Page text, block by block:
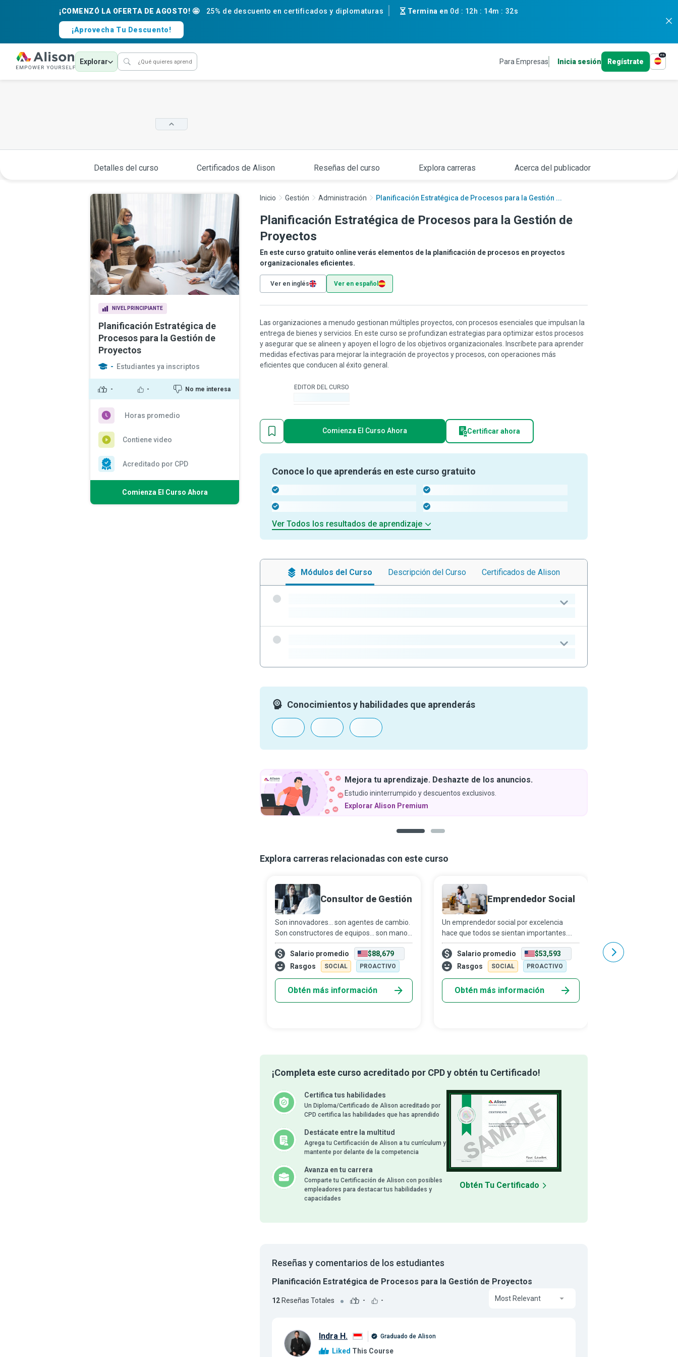
¡COMENZÓ LA OFERTA DE AGOSTO! 🤩 25% de descuento en certificados y diplomaturas Termina en 0d : 12h : 14m : 31s
¡Aprovecha Tu Descuento!
Explorar Para Empresas Inicia sesión Regístrate
es
Detalles del curso Certificados de Alison Reseñas del curso Explora carreras Acerca del publicador
NIVEL PRINCIPIANTE
Planificación Estratégica de
Procesos para la Gestión de
Proyectos
- Estudiantes ya inscriptos
- - No me interesa
Horas promedio
Contiene video
Acreditado por CPD
Comienza El Curso Ahora
Inicio Gestión Administración Planificación Estratégica de Procesos para la Gestión ...
Planificación Estratégica de Procesos para la Gestión de
Proyectos
En este curso gratuito online verás elementos de la planificación de procesos en proyectos
organizacionales eficientes.
Ver en inglés Ver en español
Las organizaciones a menudo gestionan múltiples proyectos, con procesos esenciales que impulsan la
entrega de bienes y servicios. En este curso se profundizan estrategias para optimizar estos procesos
y asegurar que se alineen y apoyen el logro de los objetivos organizacionales. Inscríbete para aprender
medidas efectivas para mejorar la integración de proyectos y procesos, con operaciones más
eficientes que conducen al éxito general.
EDITOR DEL CURSO
Comienza El Curso Ahora Certificar ahora
Conoce lo que aprenderás en este curso gratuito
Ver Todos los resultados de aprendizaje
Módulos del Curso Descripción del Curso Certificados de Alison
Conocimientos y habilidades que aprenderás
Mejora tu aprendizaje. Deshazte de los anuncios.
Estudio ininterrumpido y descuentos exclusivos.
Explorar Alison Premium
Explora carreras relacionadas con este curso
Consultor de Gestión
Son innovadores... son agentes de cambio.
Son constructores de equipos... son manos
que ayudan. Son quienes hacen que las
cosas sucedan. Son consultores de gestión
que usan análisis de Big Data para a
Salario promedio
$88,679
Rasgos
SOCIAL PROACTIVO
Obtén más información
Emprendedor Social
Un emprendedor social por excelencia
hace que todos se sientan importantes.
Son personas enfocadas en una misión
que generan valor social a través de una
entidad orientada al emprendimiento, que
Salario promedio
$53,593
Rasgos
SOCIAL PROACTIVO
Obtén más información
pensadores
estado mental
organización al tratar
Salario promedio
¡Completa este curso acreditado por CPD y obtén tu Certificado!
Certifica tus habilidades
Un Diploma/Certificado de Alison acreditado por
CPD certifica las habilidades que has aprendido
Destácate entre la multitud
Agrega tu Certificación de Alison a tu currículum y
mantente por delante de la competencia
Avanza en tu carrera
Comparte tu Certificación de Alison con posibles
empleadores para destacar tus habilidades y
capacidades
Obtén Tu Certificado
Reseñas y comentarios de los estudiantes
Planificación Estratégica de Procesos para la Gestión de Proyectos
12Reseñas Totales - - Most Relevant
Indra H. Graduado de Alison
Liked This Course